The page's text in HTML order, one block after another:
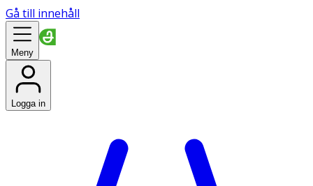
Gå till innehåll
Meny
Logga in